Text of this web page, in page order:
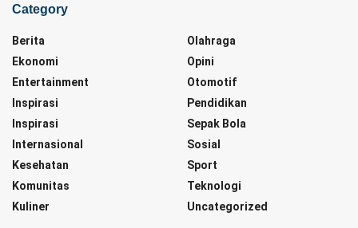
Category
Berita
Ekonomi
Entertainment
Inspirasi
Inspirasi
Internasional
Kesehatan
Komunitas
Kuliner
Olahraga
Opini
Otomotif
Pendidikan
Sepak Bola
Sosial
Sport
Teknologi
Uncategorized